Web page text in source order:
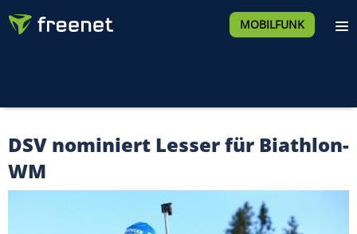
MOBILFUNK
DSV nominiert Lesser für Biathlon-
WM